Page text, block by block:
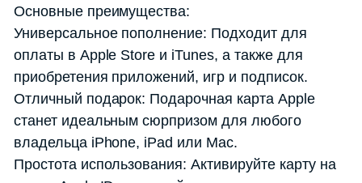
Основные преимущества:
Универсальное пополнение: Подходит для
оплаты в Apple Store и iTunes, а также для
приобретения приложений, игр и подписок.
Отличный подарок: Подарочная карта Apple
станет идеальным сюрпризом для любого
владельца iPhone, iPad или Mac.
Простота использования: Активируйте карту на